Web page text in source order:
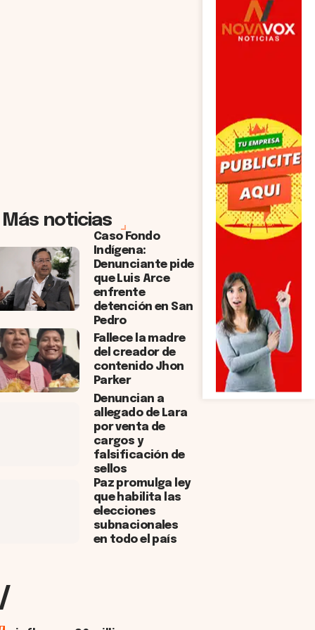
Más noticias
Caso Fondo
Indígena:
Denunciante pide
que Luis Arce
enfrente
detención en San
Pedro
Fallece la madre
del creador de
contenido Jhon
Parker
Denuncian a
allegado de Lara
por venta de
cargos y
falsificación de
sellos
Paz promulga ley
que habilita las
elecciones
subnacionales
en todo el país